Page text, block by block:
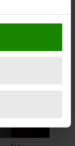
kan zijn
(fingerprinting)